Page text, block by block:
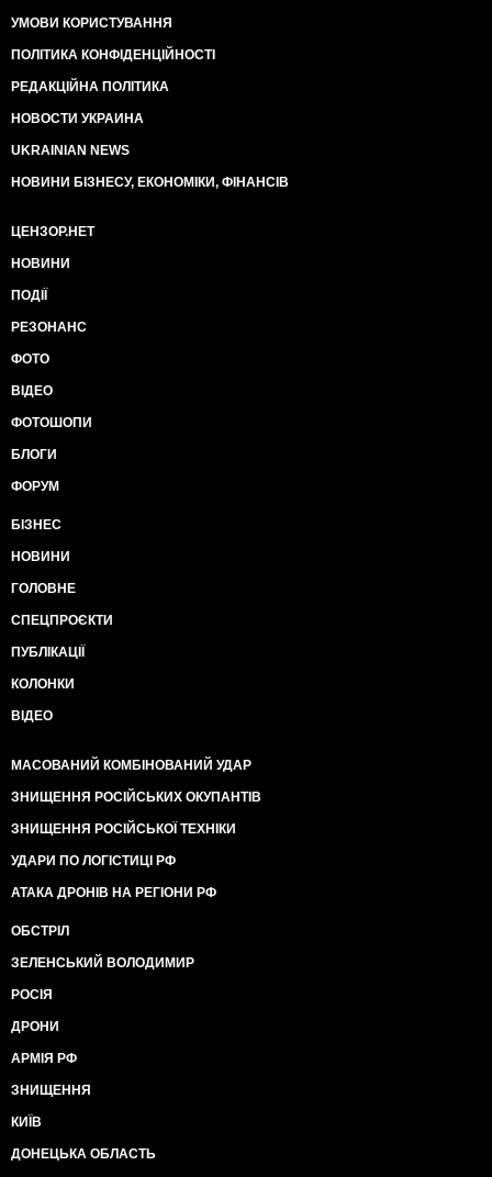
УМОВИ КОРИСТУВАННЯ
ПОЛІТИКА КОНФІДЕНЦІЙНОСТІ
РЕДАКЦІЙНА ПОЛІТИКА
НОВОСТИ УКРАИНА
UKRAINIAN NEWS
НОВИНИ БІЗНЕСУ, ЕКОНОМІКИ, ФІНАНСІВ
ЦЕНЗОР.НЕТ
НОВИНИ
ПОДІЇ
РЕЗОНАНС
ФОТО
ВІДЕО
ФОТОШОПИ
БЛОГИ
ФОРУМ
БІЗНЕС
НОВИНИ
ГОЛОВНЕ
СПЕЦПРОЄКТИ
ПУБЛІКАЦІЇ
КОЛОНКИ
ВІДЕО
МАСОВАНИЙ КОМБІНОВАНИЙ УДАР
ЗНИЩЕННЯ РОСІЙСЬКИХ ОКУПАНТІВ
ЗНИЩЕННЯ РОСІЙСЬКОЇ ТЕХНІКИ
УДАРИ ПО ЛОГІСТИЦІ РФ
АТАКА ДРОНІВ НА РЕГІОНИ РФ
ОБСТРІЛ
ЗЕЛЕНСЬКИЙ ВОЛОДИМИР
РОСІЯ
ДРОНИ
АРМІЯ РФ
ЗНИЩЕННЯ
КИЇВ
ДОНЕЦЬКА ОБЛАСТЬ